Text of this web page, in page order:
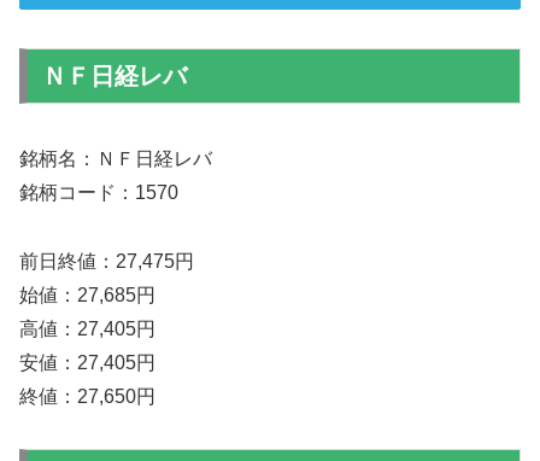
ＮＦ日経レバ
銘柄名：ＮＦ日経レバ
銘柄コード：1570
前日終値：27,475円
始値：27,685円
高値：27,405円
安値：27,405円
終値：27,650円